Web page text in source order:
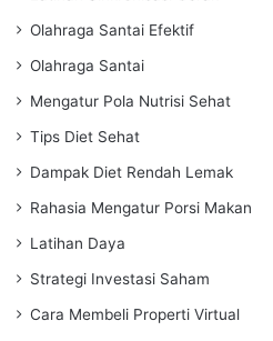
Olahraga Santai Efektif
Olahraga Santai
Mengatur Pola Nutrisi Sehat
Tips Diet Sehat
Dampak Diet Rendah Lemak
Rahasia Mengatur Porsi Makan
Latihan Daya
Strategi Investasi Saham
Cara Membeli Properti Virtual